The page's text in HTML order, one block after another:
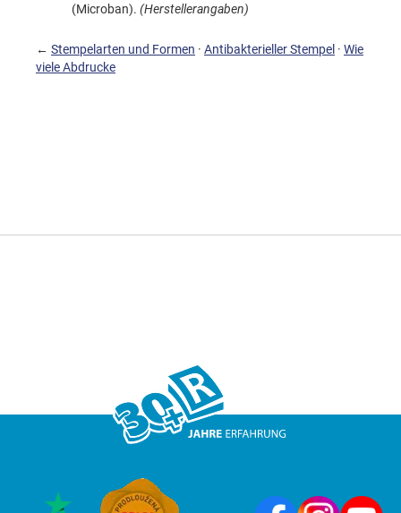
(Microban). (Herstellerangaben)
← Stempelarten und Formen · Antibakterieller Stempel · Wie
viele Abdrucke